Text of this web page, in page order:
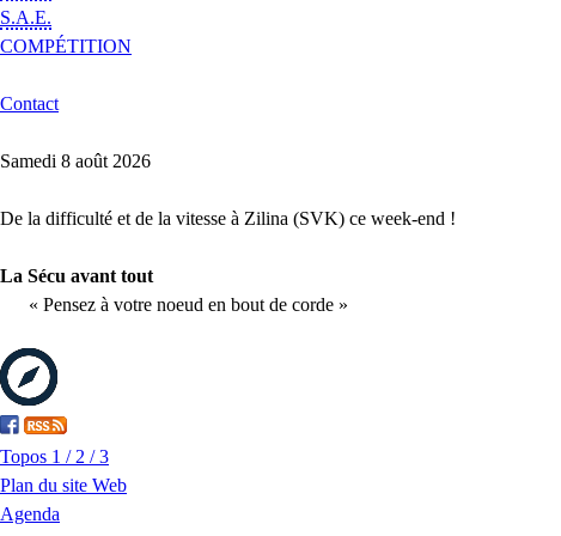
S.A.E.
COMPÉTITION
Contact
Samedi 8 août 2026
De la difficulté et de la vitesse à Zilina (SVK) ce week-end !
La Sécu avant tout
« Pensez à votre noeud en bout de corde »
Topos 1 / 2 / 3
Plan du site Web
Agenda